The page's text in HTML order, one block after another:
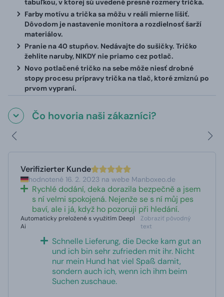
Farby motívu a trička sa môžu v reáli mierne líšiť.
Dôvodom je nastavenie monitora a rozdielnosť šarží
materiálov.
Pranie na 40 stupňov. Nedávajte do sušičky. Tričko
žehlite naruby, NIKDY nie priamo cez potlač.
Novo potlačené tričko na sebe môže niesť drobné
stopy procesu prípravy trička na tlač, ktoré zmiznú po
prvom vypraní.
Čo hovoria naši zákazníci?
Verifizierter Kunde
hodnotené 16. 2. 2023 na webe Manboxeo.de
Rychlé dodání, deka dorazila bezpečně a jsem
s ní velmi spokojená. Nejenže se s ní můj pes
baví, ale i já, když ho pozoruji při hledání.
Automaticky preložené s využitím Deepl
Ai
Zobraziť pôvodný
text
Schnelle Lieferung, die Decke kam gut an
und ich bin sehr zufrieden mit ihr. Nicht
nur mein Hund hat viel Spaß damit,
sondern auch ich, wenn ich ihm beim
Suchen zuschaue.